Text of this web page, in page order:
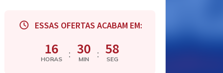
ESSAS OFERTAS ACABAM EM:
16
HORAS : 30
MIN : 57
SEG